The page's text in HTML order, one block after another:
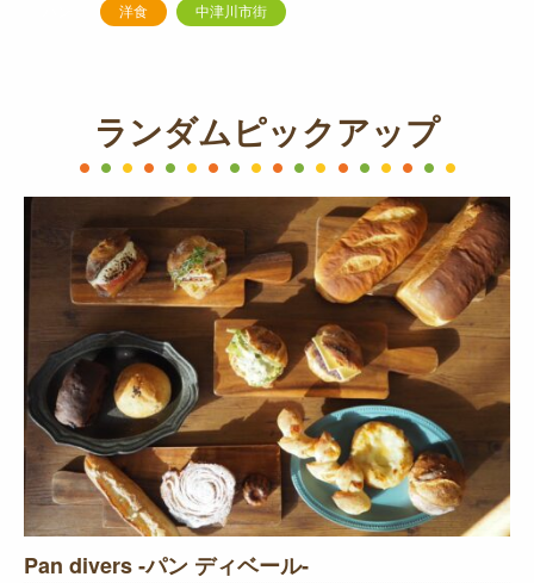
洋食 中津川市街
ランダムピックアップ
Pan divers ‐パン ディベール‐